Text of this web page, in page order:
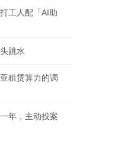
工人配「AI助
跳水
租赁算力的调
年，主动投案